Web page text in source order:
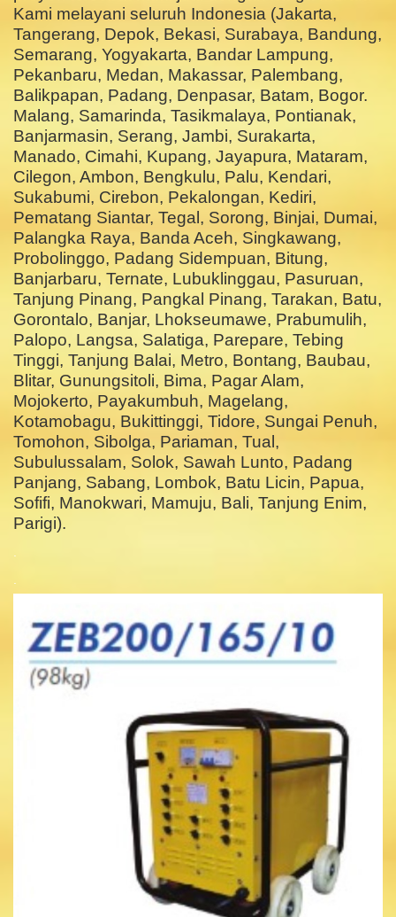
Kami melayani seluruh Indonesia (Jakarta,
Tangerang, Depok, Bekasi, Surabaya, Bandung,
Semarang, Yogyakarta, Bandar Lampung,
Pekanbaru, Medan, Makassar, Palembang,
Balikpapan, Padang, Denpasar, Batam, Bogor.
Malang, Samarinda, Tasikmalaya, Pontianak,
Banjarmasin, Serang, Jambi, Surakarta,
Manado, Cimahi, Kupang, Jayapura, Mataram,
Cilegon, Ambon, Bengkulu, Palu, Kendari,
Sukabumi, Cirebon, Pekalongan, Kediri,
Pematang Siantar, Tegal, Sorong, Binjai, Dumai,
Palangka Raya, Banda Aceh, Singkawang,
Probolinggo, Padang Sidempuan, Bitung,
Banjarbaru, Ternate, Lubuklinggau, Pasuruan,
Tanjung Pinang, Pangkal Pinang, Tarakan, Batu,
Gorontalo, Banjar, Lhokseumawe, Prabumulih,
Palopo, Langsa, Salatiga, Parepare, Tebing
Tinggi, Tanjung Balai, Metro, Bontang, Baubau,
Blitar, Gunungsitoli, Bima, Pagar Alam,
Mojokerto, Payakumbuh, Magelang,
Kotamobagu, Bukittinggi, Tidore, Sungai Penuh,
Tomohon, Sibolga, Pariaman, Tual,
Subulussalam, Solok, Sawah Lunto, Padang
Panjang, Sabang, Lombok, Batu Licin, Papua,
Sofifi, Manokwari, Mamuju, Bali, Tanjung Enim,
Parigi).